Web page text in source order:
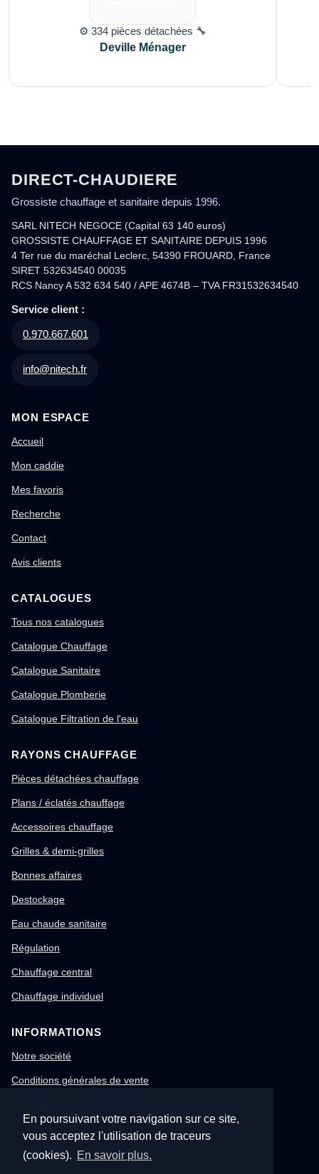
En poursuivant votre navigation sur ce site,
vous acceptez l'utilisation de traceurs
(cookies). En savoir plus.
⚙️ 334 pièces détachées 🔧
Deville Ménager
DIRECT-CHAUDIERE
Grossiste chauffage et sanitaire depuis 1996.
SARL NITECH NEGOCE (Capital 63 140 euros)
GROSSISTE CHAUFFAGE ET SANITAIRE DEPUIS 1996
4 Ter rue du maréchal Leclerc, 54390 FROUARD, France
SIRET 532634540 00035
RCS Nancy A 532 634 540 / APE 4674B – TVA FR31532634540
Service client :
0.970.667.601
info@nitech.fr
MON ESPACE
Accueil
Mon caddie
Mes favoris
Recherche
Contact
Avis clients
CATALOGUES
Tous nos catalogues
Catalogue Chauffage
Catalogue Sanitaire
Catalogue Plomberie
Catalogue Filtration de l'eau
RAYONS CHAUFFAGE
Pièces détachées chauffage
Plans / éclatés chauffage
Accessoires chauffage
Grilles & demi-grilles
Bonnes affaires
Destockage
Eau chaude sanitaire
Régulation
Chauffage central
Chauffage individuel
INFORMATIONS
Notre société
Conditions générales de vente
Gestion des cookies
Confidentialité & RGPD